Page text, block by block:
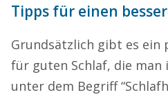
Tipps für einen
Grundsätzlich gibt es ein
für guten Schlaf, die man
unter dem Begriff